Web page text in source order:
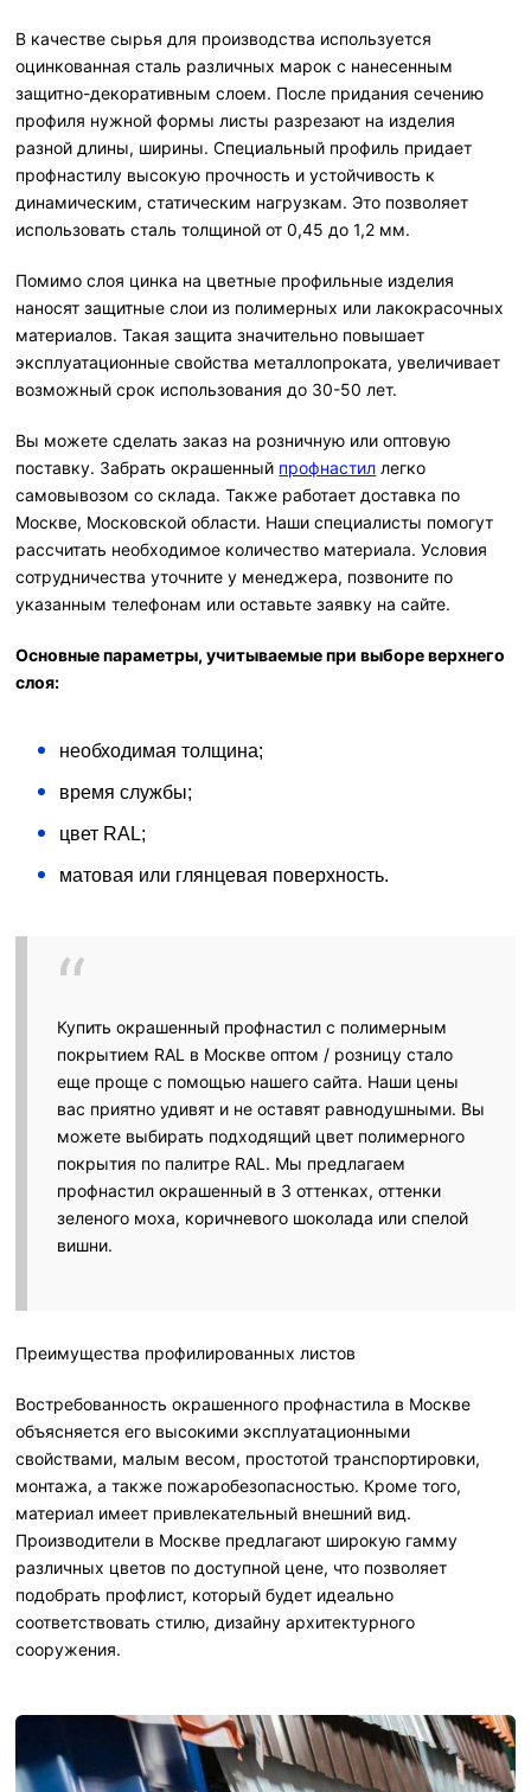
В качестве сырья для производства используется
оцинкованная сталь различных марок с нанесенным
защитно-декоративным слоем. После придания сечению
профиля нужной формы листы разрезают на изделия
разной длины, ширины. Специальный профиль придает
профнастилу высокую прочность и устойчивость к
динамическим, статическим нагрузкам. Это позволяет
использовать сталь толщиной от 0,45 до 1,2 мм.
Помимо слоя цинка на цветные профильные изделия
наносят защитные слои из полимерных или лакокрасочных
материалов. Такая защита значительно повышает
эксплуатационные свойства металлопроката, увеличивает
возможный срок использования до 30-50 лет.
Вы можете сделать заказ на розничную или оптовую
поставку. Забрать окрашенный профнастил легко
самовывозом со склада. Также работает доставка по
Москве, Московской области. Наши специалисты помогут
рассчитать необходимое количество материала. Условия
сотрудничества уточните у менеджера, позвоните по
указанным телефонам или оставьте заявку на сайте.
Основные параметры, учитываемые при выборе верхнего
слоя:
необходимая толщина;
время службы;
цвет RAL;
матовая или глянцевая поверхность.
Купить окрашенный профнастил с полимерным
покрытием RAL в Москве оптом / розницу стало
еще проще с помощью нашего сайта. Наши цены
вас приятно удивят и не оставят равнодушными. Вы
можете выбирать подходящий цвет полимерного
покрытия по палитре RAL. Мы предлагаем
профнастил окрашенный в 3 оттенках, оттенки
зеленого моха, коричневого шоколада или спелой
вишни.
Преимущества профилированных листов
Востребованность окрашенного профнастила в Москве
объясняется его высокими эксплуатационными
свойствами, малым весом, простотой транспортировки,
монтажа, а также пожаробезопасностью. Кроме того,
материал имеет привлекательный внешний вид.
Производители в Москве предлагают широкую гамму
различных цветов по доступной цене, что позволяет
подобрать профлист, который будет идеально
соответствовать стилю, дизайну архитектурного
сооружения.